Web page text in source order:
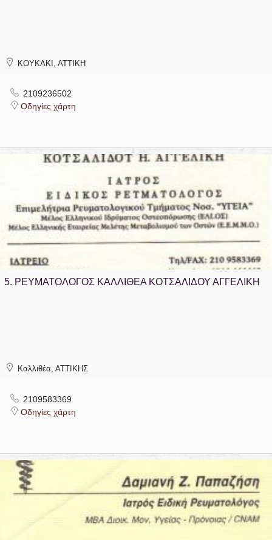
ΚΟΥΚΑΚΙ, ΑΤΤΙΚΗ
2109236502
Οδηγίες χάρτη
5. ΡΕΥΜΑΤΟΛΟΓΟΣ ΚΑΛΛΙΘΕΑ ΚΟΤΣΑΛΙΔΟΥ ΑΓΓΕΛΙΚΗ
Καλλιθέα, ΑΤΤΙΚΗΣ
2109583369
Οδηγίες χάρτη